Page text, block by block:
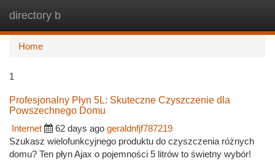
directory b
Home
1
Profesjonalny Płyn 5L: Skuteczne Czyszczenie dla
Powszechnego Domu
Internet
62 days ago geraldnfjf787219
Szukasz wielofunkcyjnego produktu do czyszczenia różnych
domu? Ten płyn Ajax o pojemności 5 litrów to świetny wybór!